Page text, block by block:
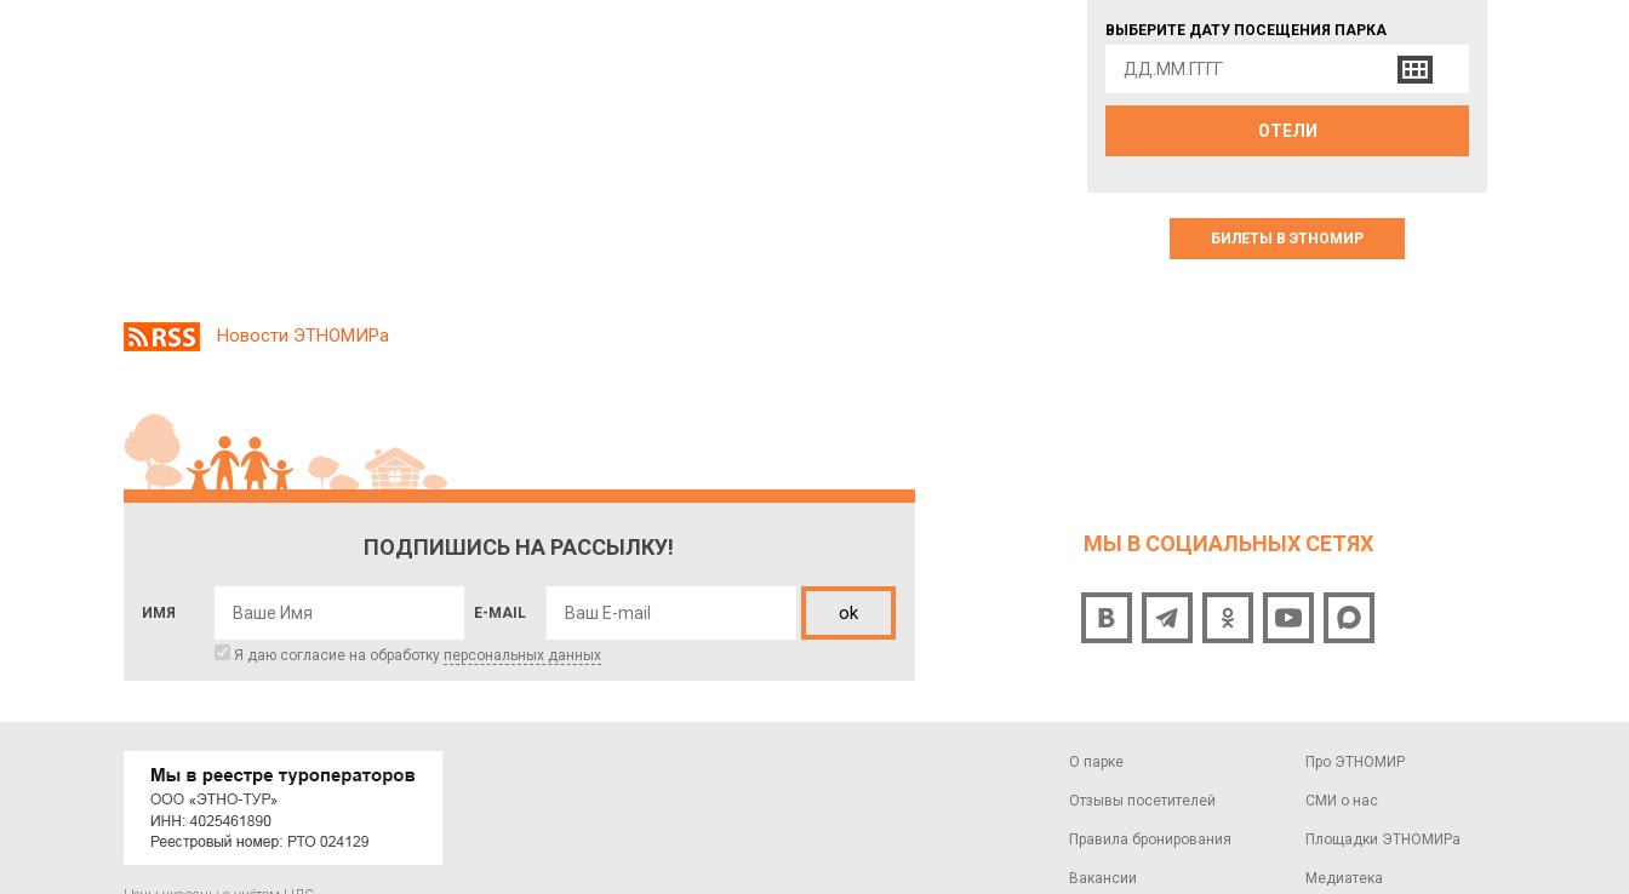
ВЫБЕРИТЕ ДАТУ ПОСЕЩЕНИЯ ПАРКА
ОТЕЛИ
БИЛЕТЫ В ЭТНОМИР
Новости ЭТНОМИРа
ПОДПИШИСЬ НА РАССЫЛКУ!
ИМЯ E-MAIL ok
Я даю согласие на обработку персональных данных
МЫ В СОЦИАЛЬНЫХ СЕТЯХ
О парке
Отзывы посетителей
Правила бронирования
Вакансии
Про ЭТНОМИР
СМИ о нас
Площадки ЭТНОМИРа
Медиатека